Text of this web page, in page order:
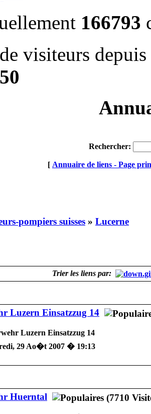
166793
visiteurs
Rechercher:
[ Annuaire de liens - Page
pompiers suisses » Lucerne
Trier les liens par:
Luzern Einsatzzug 14
Luzern Einsatzzug 14
29 Ao�t 2007 � 19:13
Huerntal